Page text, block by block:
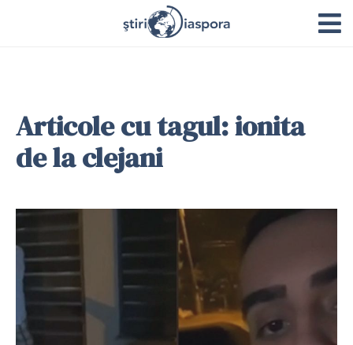
Articole cu tagul: ionita
de la clejani